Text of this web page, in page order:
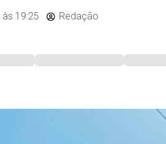
às 19:25 Redação